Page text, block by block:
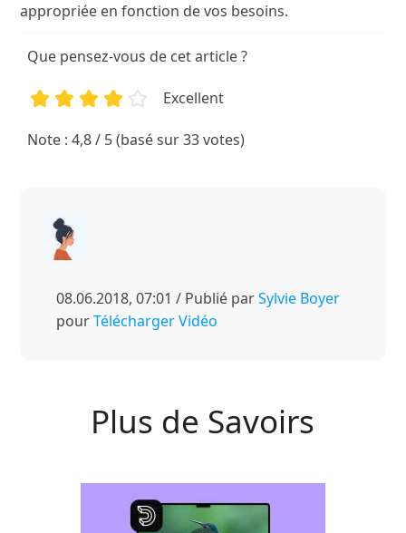
appropriée en fonction de vos besoins.
Que pensez-vous de cet article ?
1 3 4
Excellent
Note : 4,8 / 5 (basé sur 33 votes)
08.06.2018, 07:01 / Publié parSylvie Boyer
pourTélécharger Vidéo
Plus de Savoirs